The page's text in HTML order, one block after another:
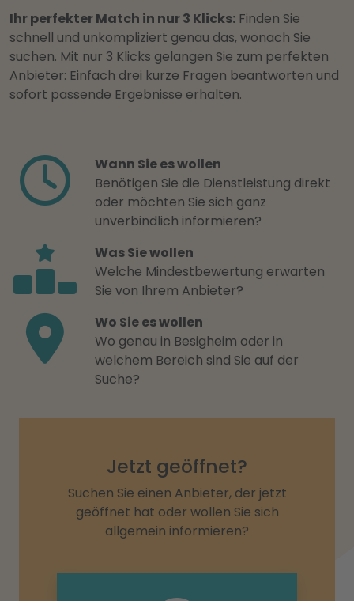
Ihr perfekter Match in nur 3 Klicks: Finden Sie
schnell und unkompliziert genau das, wonach Sie
suchen. Mit nur 3 Klicks gelangen Sie zum perfekten
Anbieter: Einfach drei kurze Fragen beantworten und
sofort passende Ergebnisse erhalten.
Wann Sie es wollen
Benötigen Sie die Dienstleistung direkt
oder möchten Sie sich ganz
unverbindlich informieren?
Was Sie wollen
Welche Mindestbewertung erwarten
Sie von Ihrem Anbieter?
Wo Sie es wollen
Wo genau in Besigheim oder in
welchem Bereich sind Sie auf der
Suche?
Jetzt geöffnet?
Suchen Sie einen Anbieter, der jetzt
geöffnet hat oder wollen Sie sich
allgemein informieren?